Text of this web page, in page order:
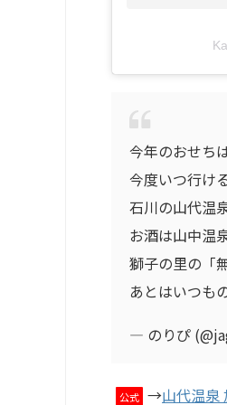
今年のおせち
今度いつ行け
石川の山代温
お酒は山中温
獅子の里の「
あとはいつも
— のりぴ
公式 →山代温泉